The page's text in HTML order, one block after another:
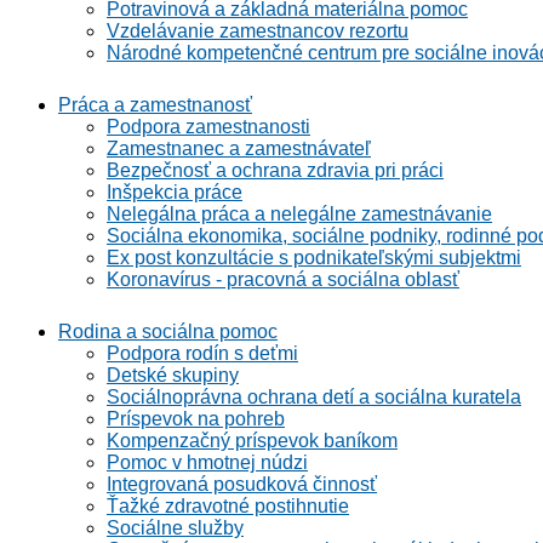
Potravinová a základná materiálna pomoc
Vzdelávanie zamestnancov rezortu
Národné kompetenčné centrum pre sociálne
Práca a zamestnanosť
Podpora zamestnanosti
Zamestnanec a zamestnávateľ
Bezpečnosť a ochrana zdravia pri práci
Inšpekcia práce
Nelegálna práca a nelegálne zamestnávanie
Sociálna ekonomika, sociálne podniky, rodinné
Ex post konzultácie s podnikateľskými subjektmi
Koronavírus - pracovná a sociálna oblasť
Rodina a sociálna pomoc
Podpora rodín s deťmi
Detské skupiny
Sociálnoprávna ochrana detí a sociálna kuratela
Príspevok na pohreb
Kompenzačný príspevok baníkom
Pomoc v hmotnej núdzi
Integrovaná posudková činnosť
Ťažké zdravotné postihnutie
Sociálne služby